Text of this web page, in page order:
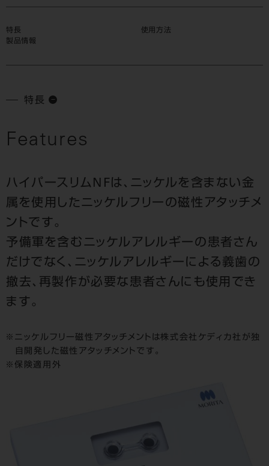
特長
使用方法
製品情報
特長
Features
ハイパースリムNFは、ニッケルを含まない金
属を使用したニッケルフリーの磁性アタッチメ
ントです。
予備軍を含むニッケルアレルギーの患者さん
だけでなく、ニッケルアレルギーによる義歯の
撤去、再製作が必要な患者さんにも使用でき
ます。
ニッケルフリー磁性アタッチメントは株式会社ケディカ社が独
自開発した磁性アタッチメントです。
保険適用外